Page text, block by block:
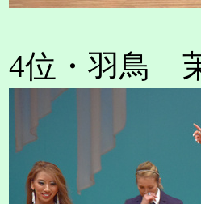
4位・羽鳥